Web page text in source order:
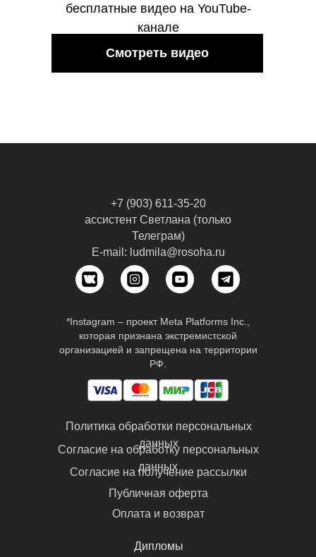
бесплатные видео на YouTube-
канале
Смотреть видео
Политика обработки персональных
данных
Согласие на обработку персональных
данных
Оплата и возврат
+7 (903) 611-35-20
ассистент Светлана (только
Телеграм)
E-mail: ludmila@rosoha.ru
Дипломы
Публичная оферта
Согласие на получение рассылки
*Instagram – проект Meta Platforms Inc.,
которая признана экстремистской
организацией и запрещена на территории
РФ.